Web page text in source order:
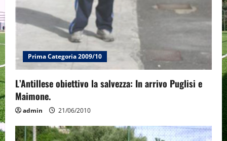
Prima Categoria 2009/10
L’Antillese obiettivo la salvezza: In arrivo Puglisi e
Maimone.
admin 21/06/2010